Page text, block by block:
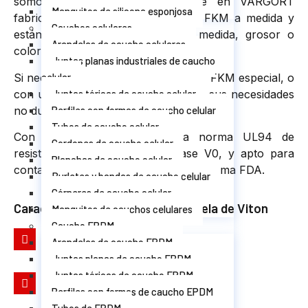
Manguitos de silicona esponjosa
Cauchos celulares
Arandelas de caucho celulares
Juntas planas industriales de caucho
celular
Juntas tóricas de caucho celular
Perfiles con formas de caucho celular
Tubos de caucho celular
Cordones de caucho celular
Planchas de caucho celular
Burletes y bandas de caucho celular
Córneres de caucho celular
Manguitos de cauchos celulares
Caucho EPDM
Arandelas de caucho EPDM
Juntas planas de caucho EPDM
Juntas tóricas de caucho EPDM
Perfiles con formas de caucho EPDM
fabricamos arandelas de Viton® o FKM a medida y
estándares en cualquier calidad, medida, grosor o
color.
Si necesita una arandela de Viton® o FKM especial, o
con un diseño particular adaptado a sus necesidades
no dude en pedírnoslo.
Con certificación acorde a la norma UL94 de
resistencia contra el fuego, clase V0, y apto para
contacto con alimentos acorde a la norma FDA.
Características de nuestra arandela de Viton
Colores estándar
Negro
Colores especiales
Verde, marrón, roja, blanco y azul